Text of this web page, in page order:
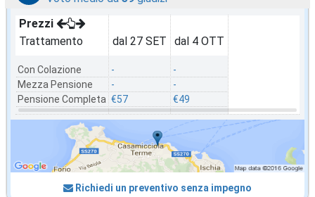
Prezzi
Trattamento
Con Colazione
Mezza Pensione
Pensione Completa
dal 27 SET
-
-
€57
dal 4 OTT
-
-
€49
Richiedi un preventivo senza impegno